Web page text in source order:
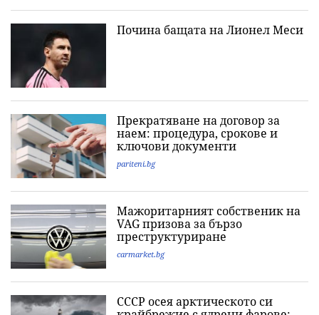
Почина бащата на Лионел Меси
Прекратяване на договор за
наем: процедура, срокове и
ключови документи
pariteni.bg
Мажоритарният собственик на
VAG призова за бързо
преструктуриране
carmarket.bg
СССР осея арктическото си